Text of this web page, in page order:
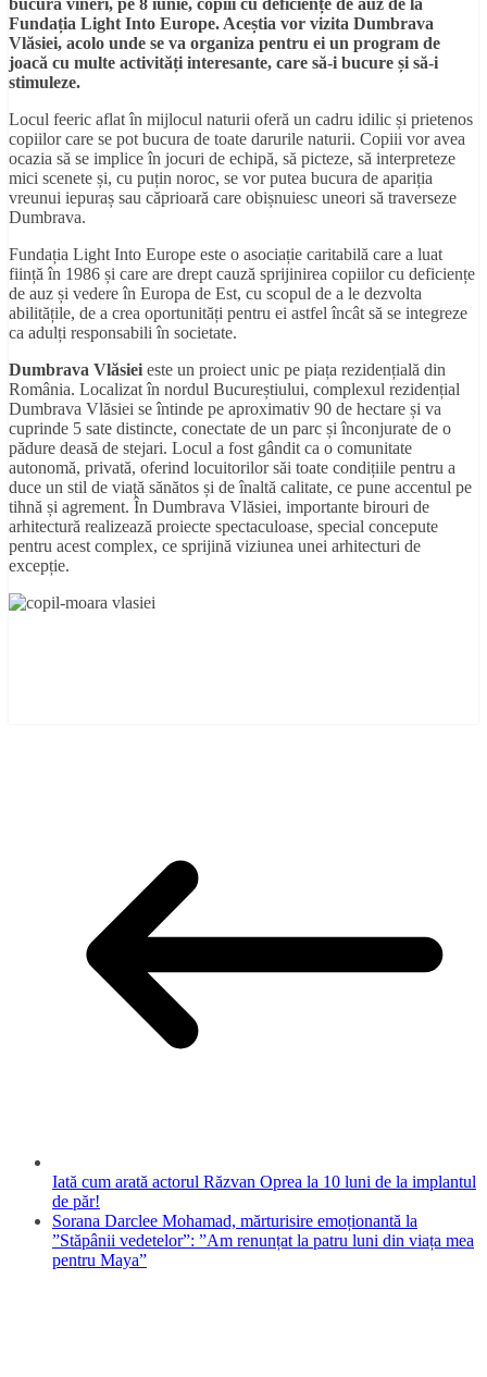
Fundația Light Into Europe. Aceștia vor vizita Dumbrava
Vlăsiei, acolo unde se va organiza pentru ei un program de
joacă cu multe activități interesante, care să-i bucure și să-i
stimuleze.
Locul feeric aflat în mijlocul naturii oferă un cadru idilic și prietenos
copiilor care se pot bucura de toate darurile naturii. Copiii vor avea
ocazia să se implice în jocuri de echipă, să picteze, să interpreteze
mici scenete și, cu puțin noroc, se vor putea bucura de apariția
vreunui iepuraș sau căprioară care obișnuiesc uneori să traverseze
Dumbrava.
Fundația Light Into Europe este o asociație caritabilă care a luat
ființă în 1986 și care are drept cauză sprijinirea copiilor cu deficiențe
de auz și vedere în Europa de Est, cu scopul de a le dezvolta
abilitățile, de a crea oportunități pentru ei astfel încât să se integreze
ca adulți responsabili în societate.
Dumbrava Vlăsiei este un proiect unic pe piața rezidențială din
România. Localizat în nordul Bucureștiului, complexul rezidențial
Dumbrava Vlăsiei se întinde pe aproximativ 90 de hectare și va
cuprinde 5 sate distincte, conectate de un parc și înconjurate de o
pădure deasă de stejari. Locul a fost gândit ca o comunitate
autonomă, privată, oferind locuitorilor săi toate condițiile pentru a
duce un stil de viață sănătos și de înaltă calitate, ce pune accentul pe
tihnă și agrement. În Dumbrava Vlăsiei, importante birouri de
arhitectură realizează proiecte spectaculoase, special concepute
pentru acest complex, ce sprijină viziunea unei arhitecturi de
excepție.
Iată cum arată actorul Răzvan Oprea la 10 luni de la implantul
de păr!
Sorana Darclee Mohamad, mărturisire emoționantă la
”Stăpânii vedetelor”: ”Am renunțat la patru luni din viața mea
pentru Maya”